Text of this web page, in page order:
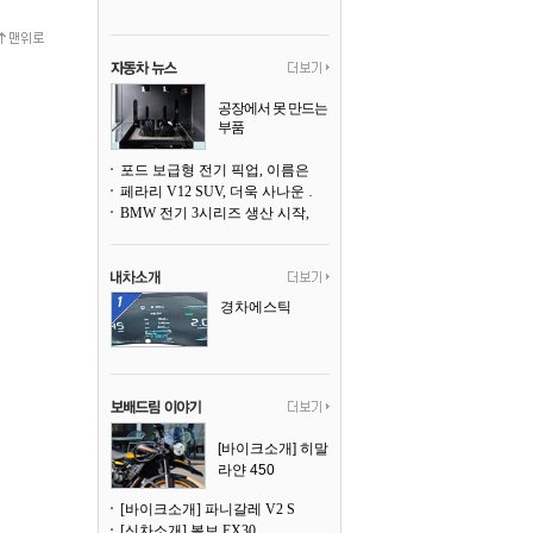
공장에서 못 만드는
부품
어낸다
페라리 V12 SUV, 더욱 사나운 얼굴로 돌아온다
경차에스틱
[바이크소개] 히말
라얀 450
[바이크소개] 파니갈레 V2 S